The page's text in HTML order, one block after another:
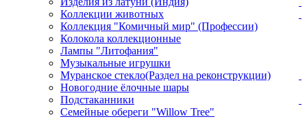
Коллекции животных
Коллекция "Комичный мир" (Профессии)
Колокола коллекционные
Лампы "Литофания"
Музыкальные игрушки
Муранское стекло(Раздел на реконструкции)
Новогодние ёлочные шары
Подстаканники
Семейные обереги "Willow Tree"